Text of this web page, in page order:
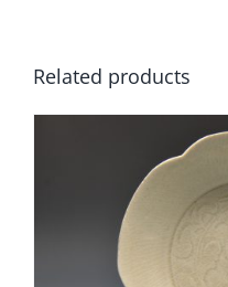
Related products